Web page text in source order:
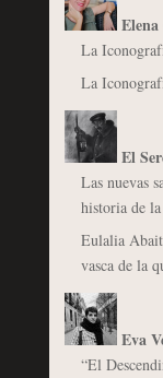
Elena
La
La
El
Las nuevas
historia de
Eulalia
vasca de la
Eva
“El